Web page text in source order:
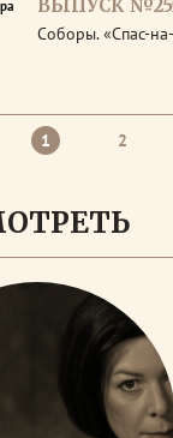
ВЫПУСК
Соборы. «Спас-
1 2